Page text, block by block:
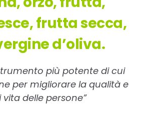
frutta secca,
d’oliva.
più potente di cui
per migliorare la qualità e
delle persone”